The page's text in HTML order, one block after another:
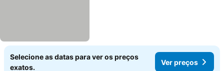
Selecione as datas para ver os preços
exatos.
Ver preços